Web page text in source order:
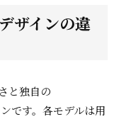
ザインの違
と独自の
です。各モデルは用